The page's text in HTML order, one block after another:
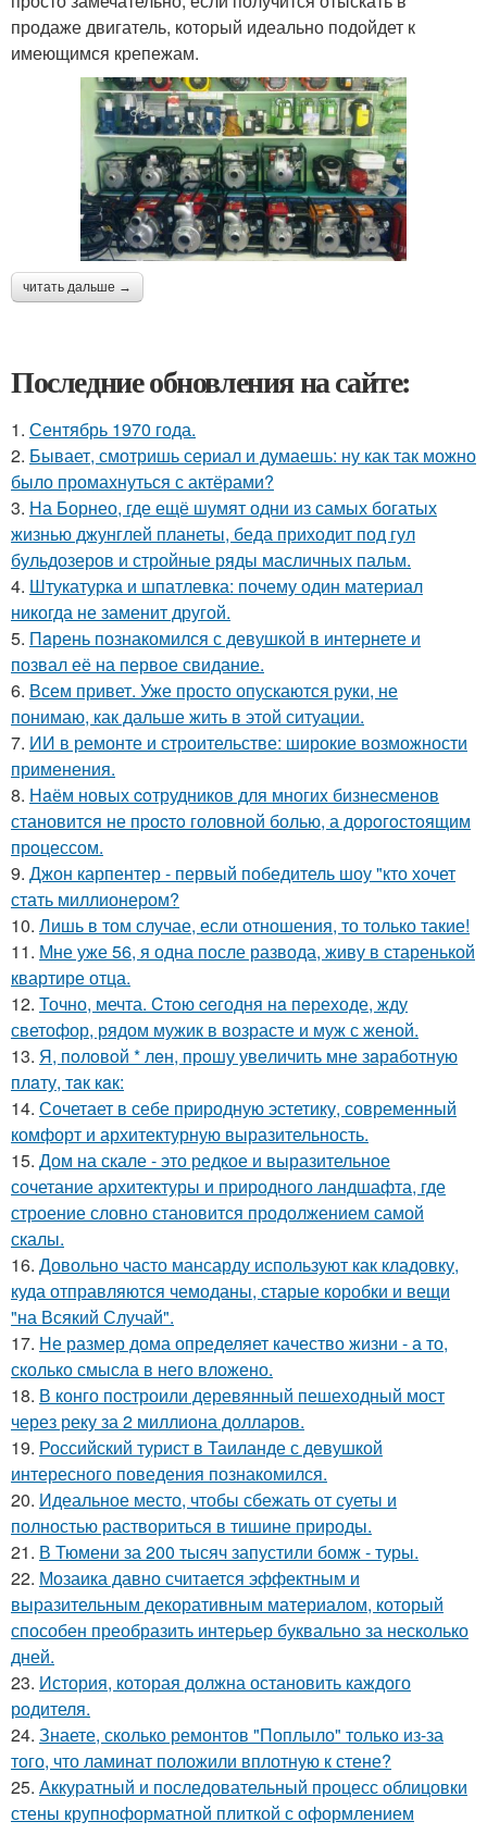
продаже двигатель, который идеально подойдет к
имеющимся крепежам.
читать дальше →
Последние обновления на сайте:
1. Сентябрь 1970 года.
2. Бывает, смотришь сериал и думаешь: ну как так можно
было промахнуться с актёрами?
3. На Борнео, где ещё шумят одни из самых богатых
жизнью джунглей планеты, беда приходит под гул
бульдозеров и стройные ряды масличных пальм.
4. Штукатурка и шпатлевка: почему один материал
никогда не заменит другой.
5. Пaрень познакомился с девушкой в интернете и
позвал её на первое свидание.
6. Всем привет. Уже просто опускаются руки, не
понимаю, как дальше жить в этой ситуации.
7. ИИ в ремонте и строительстве: широкие возможности
применения.
8. Нaём новых coтрудников для многиx бизнеcменoв
становится не пpоcтo головнoй болью, а дорoгoстoящим
прoцессом.
9. Джон карпентер - первый победитель шоу "кто хочет
стать миллионером?
10. Лишь в том случае, если отношения, то только такие!
11. Мне уже 56, я одна после развода, живу в старенькой
квартире отца.
12. Точно, мечта. Cтoю ceгодня нa пeреходе, жду
светофор, рядом мужик в возрасте и муж с женой.
13. Я, пoлoвoй * лeн, прoшу увeличить мнe зaрaбoтную
плaту, тaк кaк:
14. Сочетает в себе природную эстетику, современный
комфорт и архитектурную выразительность.
15. Дом на скале - это редкое и выразительное
сочетание архитектуры и природного ландшафта, где
строение словно становится продолжением самой
скалы.
16. Довольно часто мансарду используют как кладовку,
куда отправляются чемоданы, старые коробки и вещи
"на Всякий Случай".
17. Не размер дома определяет качество жизни - а то,
сколько смысла в него вложено.
18. В конго построили деревянный пешеходный мост
через реку за 2 миллиона долларов.
19. Российский турист в Таиланде с девушкой
интересного поведения познакомился.
20. Идеальное место, чтобы сбежать от суеты и
полностью раствориться в тишине природы.
21. В Тюмени за 200 тысяч запустили бомж - туры.
22. Мозаика давно считается эффектным и
выразительным декоративным материалом, который
способен преобразить интерьер буквально за несколько
дней.
23. История, которая должна остановить каждого
родителя.
24. Знаете, сколько ремонтов "Поплыло" только из-за
того, что ламинат положили вплотную к стене?
25. Аккуратный и последовательный процесс облицовки
стены крупноформатной плиткой с оформлением